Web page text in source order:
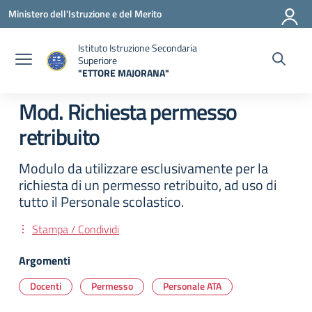
Vai ai contenuti
Vai al menu di navigazione
Vai al footer
Ministero dell'Istruzione e del Merito
Istituto Istruzione Secondaria
Superiore
"ETTORE MAJORANA"
Mod. Richiesta permesso
retribuito
Modulo da utilizzare esclusivamente per la
richiesta di un permesso retribuito, ad uso di
tutto il Personale scolastico.
Stampa / Condividi
Argomenti
Docenti Permesso Personale ATA